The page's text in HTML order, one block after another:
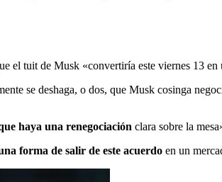
el tuit de Musk «convertiría este viernes 13
se deshaga, o dos, que Musk cosinga
haya una renegociación clara sobre la
forma de salir de este acuerdo en un